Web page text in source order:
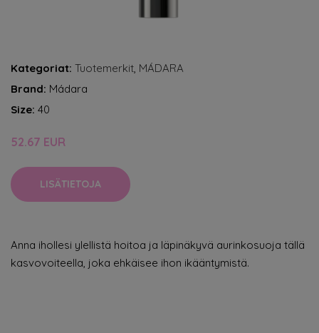
Kategoriat: Tuotemerkit, MÁDARA
Brand: Mádara
Size: 40
52.67 EUR
LISÄTIETOJA
Anna ihollesi ylellistä hoitoa ja läpinäkyvä aurinkosuoja tällä
kasvovoiteella, joka ehkäisee ihon ikääntymistä.